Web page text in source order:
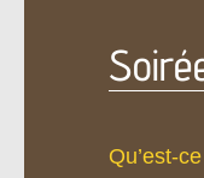
Qu’est-